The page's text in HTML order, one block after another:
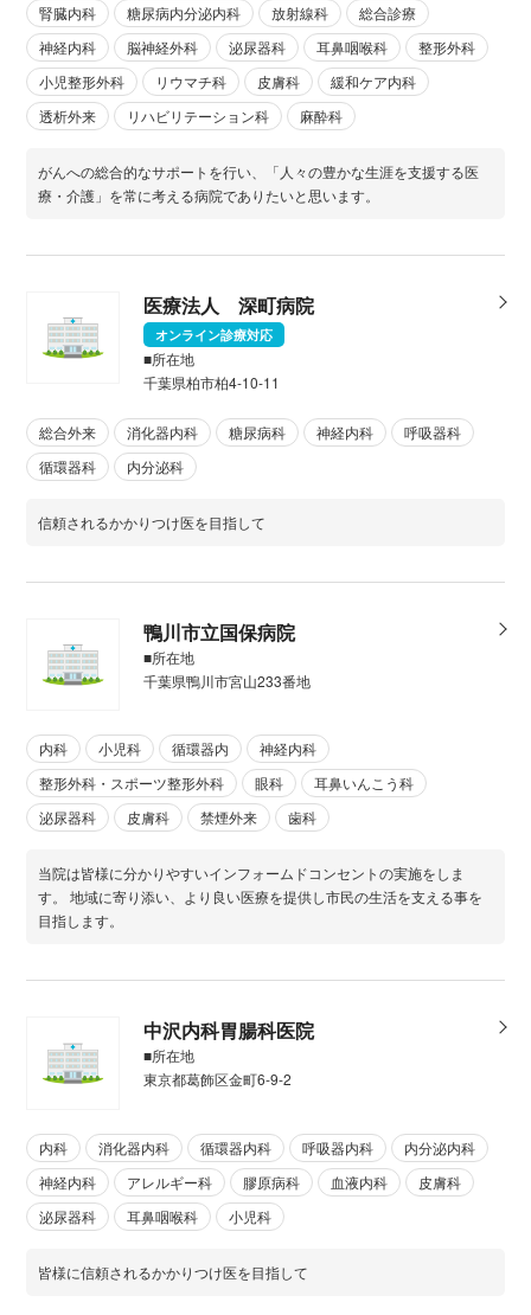
腎臓内科
糖尿病内分泌内科 放射線科
総合診療
神経内科
脳神経外科 泌尿器科 耳鼻咽喉科
整形外科
小児整形外科
リウマチ科 皮膚科
緩和ケア内科
透析外来
リハビリテーション科 麻酔科
がんへの総合的なサポートを行い、「人々の豊かな生涯を支援する医
療・介護」を常に考える病院でありたいと思います。
医療法人 深町病院
オンライン診療対応
■所在地
千葉県柏市柏4-10-11
総合外来 消化器内科 糖尿病科 神経内科
呼吸器科
循環器科
内分泌科
信頼されるかかりつけ医を目指して
鴨川市立国保病院
■所在地
千葉県鴨川市宮山233番地
内科 小児科 循環器内
神経内科
整形外科・スポーツ整形外科
眼科
耳鼻いんこう科
泌尿器科
皮膚科 禁煙外来 歯科
当院は皆様に分かりやすいインフォームドコンセントの実施をしま
す。 地域に寄り添い、より良い医療を提供し市民の生活を支える事を
目指します。
中沢内科胃腸科医院
■所在地
東京都葛飾区金町6-9-2
内科 消化器内科 循環器内科 呼吸器内科
内分泌内科
神経内科
アレルギー科 膠原病科 血液内科
皮膚科
泌尿器科
耳鼻咽喉科 小児科
皆様に信頼されるかかりつけ医を目指して